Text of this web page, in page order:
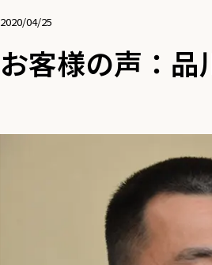
2020/04/25
お客様の声：品